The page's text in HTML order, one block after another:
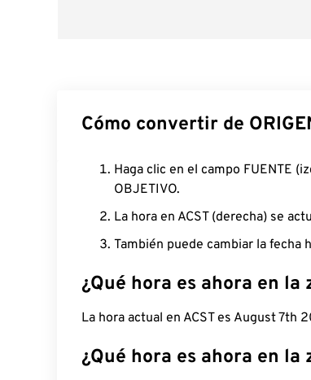
Cómo convertir de
Haga clic en el campo FUENTE
OBJETIVO.
La hora en ACST (derecha) se
También puede cambiar la fecha
¿Qué hora es ahora en la
La hora actual en ACST es August 7th
¿Qué hora es ahora en la